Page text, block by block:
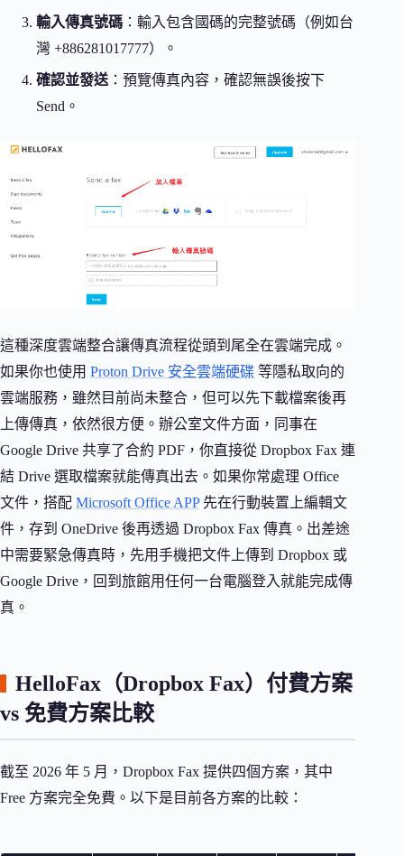
輸入傳真號碼 ：輸入包含國碼的完整號碼（例如台
灣 +886281017777）。
確認並發送 ：預覽傳真內容，確認無誤後按下
Send。
這種深度雲端整合讓傳真流程從頭到尾全在雲端完成。
如果你也使用 Proton Drive 安全雲端硬碟 等隱私取向的
雲端服務，雖然目前尚未整合，但可以先下載檔案後再
上傳傳真，依然很方便。辦公室文件方面，同事在
Google Drive 共享了合約 PDF，你直接從 Dropbox Fax 連
結 Drive 選取檔案就能傳真出去。如果你常處理 Office
文件，搭配 Microsoft Office APP先在行動裝置上編輯文
件，存到 OneDrive 後再透過 Dropbox Fax 傳真。出差途
中需要緊急傳真時，先用手機把文件上傳到 Dropbox 或
Google Drive，回到旅館用任何一台電腦登入就能完成傳
真。
HelloFax（Dropbox Fax）付費方案
vs 免費方案比較
截至 2026 年 5 月，Dropbox Fax 提供四個方案，其中
Free 方案完全免費。以下是目前各方案的比較：